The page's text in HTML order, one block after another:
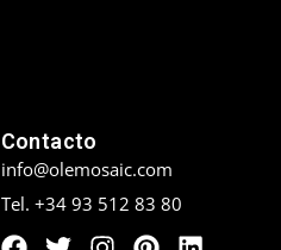
Contacto
info@olemosaic.com
Tel. +34 93 512 83 80